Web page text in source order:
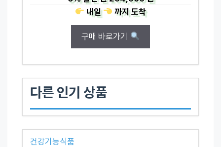
내일
까지도착
구매 바로가기
다른 인기 상품
건강기능식품